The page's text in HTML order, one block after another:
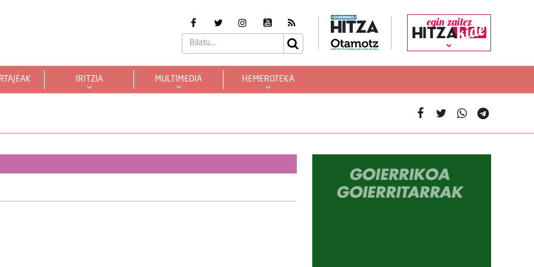
egin zaitez
IRITZIA MULTIMEDIA HEMEROTEKA